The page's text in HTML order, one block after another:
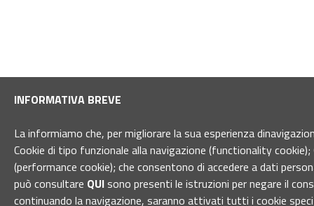
INFORMATIVA BREVE
La informiamo che, per migliorare la sua esperienza
Cookie di tipo funzionale alla navigazione (functionality
(performance cookie); che consentono di accedere a dati
può consultare QUIsono presenti le istruzioni per negare il
continuando la navigazione, saranno attivati tutti i cookie